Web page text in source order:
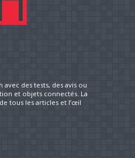
des tests, des avis ou
et objets connectés. La
tous les articles et l’œil